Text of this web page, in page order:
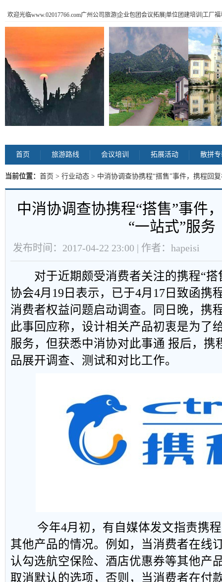
欢迎光临www.02017766.com广州公司旅游|企业包团会议拓展|单位团建培训|工厂
首页 旅游路线 会议培训 拓展活动 散拼
当前位置： 首页 > 行业动态 > 中消协调查协携程“搭售”事件，携程回
中消协调查协携程“搭售”事件
“一站式”服务
发布时间：2017-04-22 23:00 | 作者：hapeisi
对于近期颇受消费者关注的携程“搭
协会4月19日表示，已于4月17日致函携
消费者权益问题启动调查。同日晚，携
此事回应称，设计相关产品初衷是为了
服务，但获悉中消协对此事通 报后，携
品展开调查、测试和对比工作。
今年4月初，有自媒体发文指责携程
其他产品的情况。例如，当消费者在线
认勾选航空保险、酒店优惠券等其他产
取消默认的选项，否则，当消费者在付